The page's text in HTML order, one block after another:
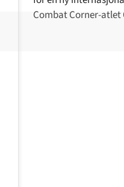
Combat Corner-atlet